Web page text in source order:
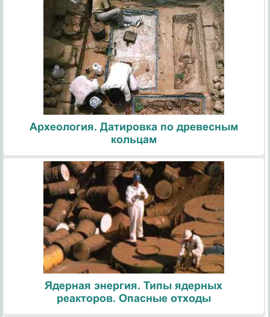
Археология. Датировка по древесным
кольцам
Ядерная энергия. Типы ядерных
реакторов. Опасные отходы